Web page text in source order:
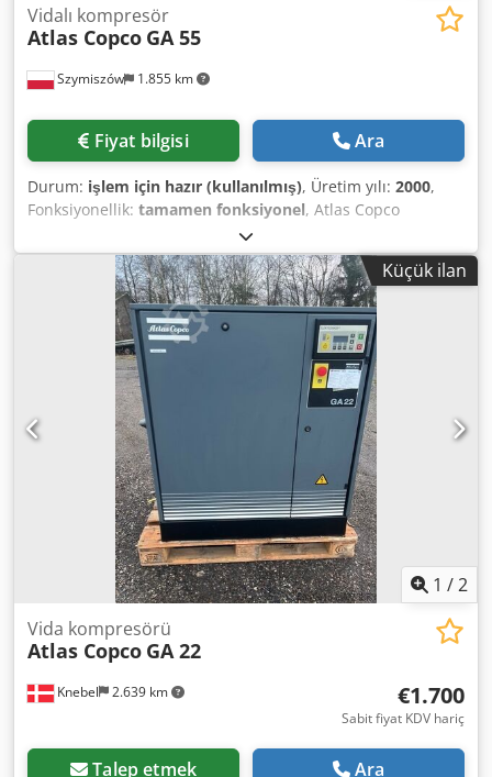
Szymiszów 1.855 km
Vidalı kompresör
Atlas Copco GA 55
Fiyat bilgisi Ara
Durum: işlem için hazır (kullanılmış), Üretim yılı: 2000,
Fonksiyonellik: tamamen fonksiyonel, Atlas Copco
kompresörleri sunuyoruz TİP GA 55 Basınç 10 bar Chjdpfx
Aewa Iz Aeptja Motor gücü 55 kW 2000 yılında inşa edildi
Belgeli kompresör Ayrıca Atlas Copco, Kaeser ve Mahle'den
diğer kompresörleri de taşıyoruz
Küçük ilan
1 /2
Knebel 2.639 km
Vida kompresörü
Atlas Copco GA 22
€1.700
Sabit fiyat KDV hariç
Talep etmek Ara